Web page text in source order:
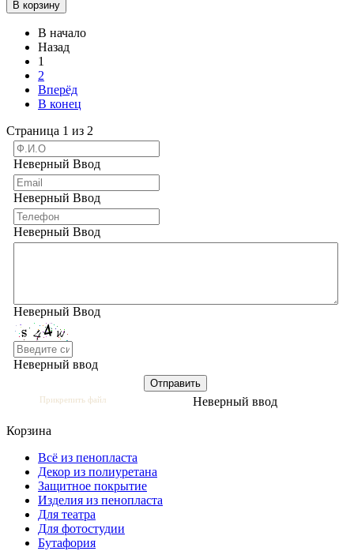
В начало
Назад
1
2
Вперёд
В конец
Страница 1 из 2
Неверный Ввод
Неверный Ввод
Неверный Ввод
Неверный Ввод
Неверный ввод
Прикрепить файл Неверный ввод
Корзина
Всё из пенопласта
Декор из полиуретана
Защитное покрытие
Изделия из пенопласта
Для театра
Для фотостудии
Бутафория